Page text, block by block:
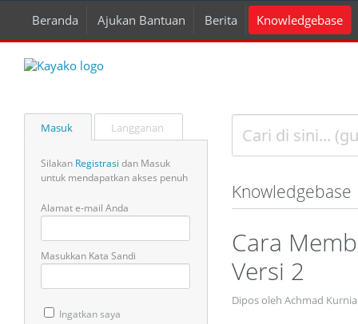
Beranda Ajukan Bantuan Berita Knowledgebase
Masuk Langganan
Silakan Registrasi dan Masuk
untuk mendapatkan akses penuh
Alamat e-mail Anda
Masukkan Kata Sandi
Ingatkan saya
Knowledgebase
Cara
Versi 2
Dipos oleh Achmad